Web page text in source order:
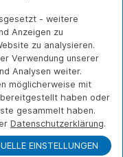
Versand- und
Zahlarten
Rücksendung und
Widerruf
IMPRESSUM
DATENSCHUTZ
FERNWARTUNG
- weitere
Anzeigen zu
zu analysieren.
Verwendung unserer
Analysen weiter.
möglicherweise mit
haben oder
gesammelt haben.
Datenschutzerklärung.
EINSTELLUNGEN